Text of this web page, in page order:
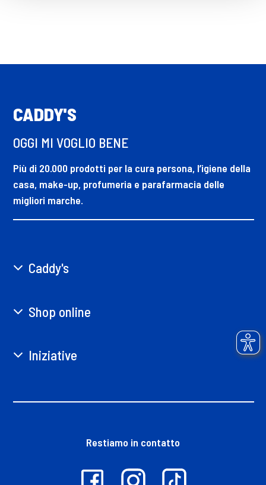
CADDY'S
OGGI MI VOGLIO BENE
Più di 20.000 prodotti per la cura persona, l’igiene della
casa, make-up, profumeria e parafarmacia delle
migliori marche.
Caddy's
Shop online
Iniziative
Restiamo in contatto